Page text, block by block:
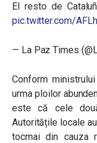
El resto de
pic.twitter.com/
— La Paz Times
Conform
urma ploilor
este că cele
Autoritățile locale
tocmai din cauza